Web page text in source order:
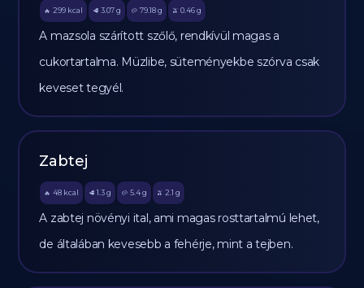
🔥 299 kcal 🥩 3.07 g 🥔 79.18g 🫒 0.46 g
A mazsola szárított szőlő, rendkívül magas a
cukortartalma. Müzlibe, süteményekbe szórva csak
keveset tegyél.
Zabtej
🔥 48 kcal 🥩 1.3 g 🥔 5.4g 🫒 2.1 g
A zabtej növényi ital, ami magas rosttartalmú lehet,
de általában kevesebb a fehérje, mint a tejben.